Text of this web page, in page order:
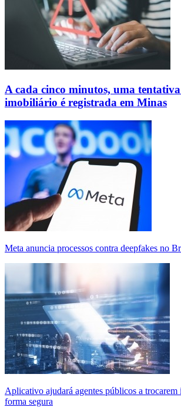
A cada cinco minutos, uma
imobiliário é registrada em Minas
Meta anuncia processos contra deepfakes no
Aplicativo ajudará agentes públicos a trocarem
forma segura